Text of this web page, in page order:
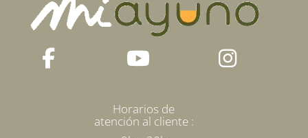
Horarios de
atención al cliente :